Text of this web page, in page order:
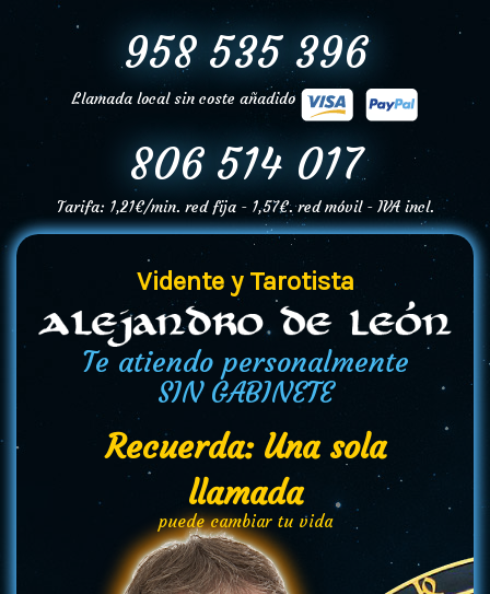
958 535 396
Llamada local sin coste añadido
806 514 017
Tarifa: 1,21€/min. red fija - 1,57€. red móvil - IVA incl.
Vidente y Tarotista
Te atiendo personalmente
SIN GABINETE
Recuerda: Una sola
llamada
puede cambiar tu vida